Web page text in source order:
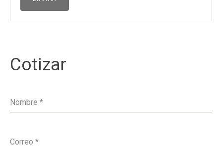
Cotizar
Nombre *
Correo *